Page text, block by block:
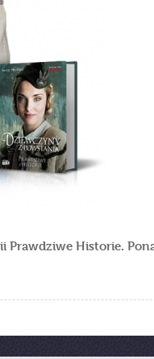
Prawdziwe Historie.